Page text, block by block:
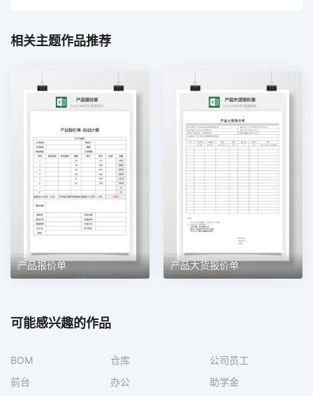
相关主题作品推荐
产品报价单 产品大货报价单
可能感兴趣的作品
BOM 仓库
公司员工
前台
办公
助学金